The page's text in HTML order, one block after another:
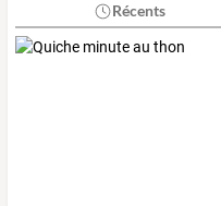
Récents